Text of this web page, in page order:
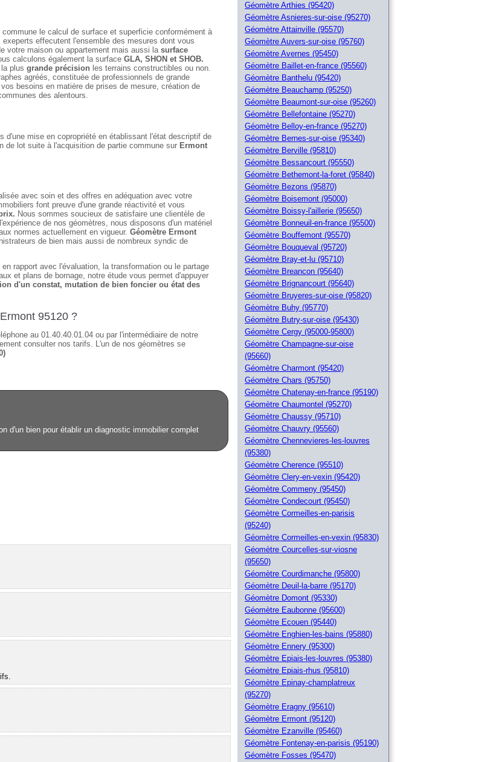
commune le calcul de surface et superficie conformément à
exeperts effecutent l'ensemble des mesures dont vous
votre maison ou appartement mais aussi lasurface
calculons également la surface GLA, SHON et SHOB.
plus grande précision les terrains constructibles ou non.
agréés, constituée de professionnels de grande
besoins en matière de prises de mesure, création de
des alentours.
d'une mise en copropriété en établissant l'état descriptif de
de lot suite à l'acquisition de partie commune sur Ermont
avec soin et des offres en adéquation avec votre
font preuve d'une grande réactivité et vous
Nous sommes soucieux de satisfaire une clientèle de
de nos géomètres, nous disposons d'un matériel
normes actuellement en vigueur. Géomètre Ermont
de bien mais aussi de nombreux syndic de
rapport avec l'évaluation, la transformation ou le partage
et plans de bornage, notre étude vous permet d'appuyer
d'un constat, mutation de bien foncier ou état des
95120 ?
au 01.40.40.01.04 ou par l'intermédiaire de notre
consulter nos tarifs. L'un de nos géomètres se
d'un bien pour établir un diagnostic immobilier complet
Géomètre Arthies (95420)
Géomètre Asnieres-sur-oise (95270)
Géomètre Attainville (95570)
Géomètre Auvers-sur-oise (95760)
Géomètre Avernes (95450)
Géomètre Baillet-en-france (95560)
Géomètre Banthelu (95420)
Géomètre Beauchamp (95250)
Géomètre Beaumont-sur-oise (95260)
Géomètre Bellefontaine (95270)
Géomètre Belloy-en-france (95270)
Géomètre Bernes-sur-oise (95340)
Géomètre Berville (95810)
Géomètre Bessancourt (95550)
Géomètre Bethemont-la-foret (95840)
Géomètre Bezons (95870)
Géomètre Boisemont (95000)
Géomètre Boissy-l'aillerie (95650)
Géomètre Bonneuil-en-france (95500)
Géomètre Bouffemont (95570)
Géomètre Bouqueval (95720)
Géomètre Bray-et-lu (95710)
Géomètre Breancon (95640)
Géomètre Brignancourt (95640)
Géomètre Bruyeres-sur-oise (95820)
Géomètre Buhy (95770)
Géomètre Butry-sur-oise (95430)
Géomètre Cergy (95000-95800)
Géomètre Champagne-sur-oise
(95660)
Géomètre Charmont (95420)
Géomètre Chars (95750)
Géomètre Chatenay-en-france (95190)
Géomètre Chaumontel (95270)
Géomètre Chaussy (95710)
Géomètre Chauvry (95560)
Géomètre Chennevieres-les-louvres
(95380)
Géomètre Cherence (95510)
Géomètre Clery-en-vexin (95420)
Géomètre Commeny (95450)
Géomètre Condecourt (95450)
Géomètre Cormeilles-en-parisis
(95240)
Géomètre Cormeilles-en-vexin (95830)
Géomètre Courcelles-sur-viosne
(95650)
Géomètre Courdimanche (95800)
Géomètre Deuil-la-barre (95170)
Géomètre Domont (95330)
Géomètre Eaubonne (95600)
Géomètre Ecouen (95440)
Géomètre Enghien-les-bains (95880)
Géomètre Ennery (95300)
Géomètre Epiais-les-louvres (95380)
Géomètre Epiais-rhus (95810)
Géomètre Epinay-champlatreux
(95270)
Géomètre Eragny (95610)
Géomètre Ermont (95120)
Géomètre Ezanville (95460)
Géomètre Fontenay-en-parisis (95190)
Géomètre Fosses (95470)